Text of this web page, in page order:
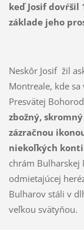
keď Josif dovŕšil
základe jeho
Neskôr Josif žil
Montreale, kde
Presvätej
zbožný,
zázračnou
niekoľkých
chrám Bulharskej
odmietajúcej
Bulharov stáli v
veľkou svätyňou.